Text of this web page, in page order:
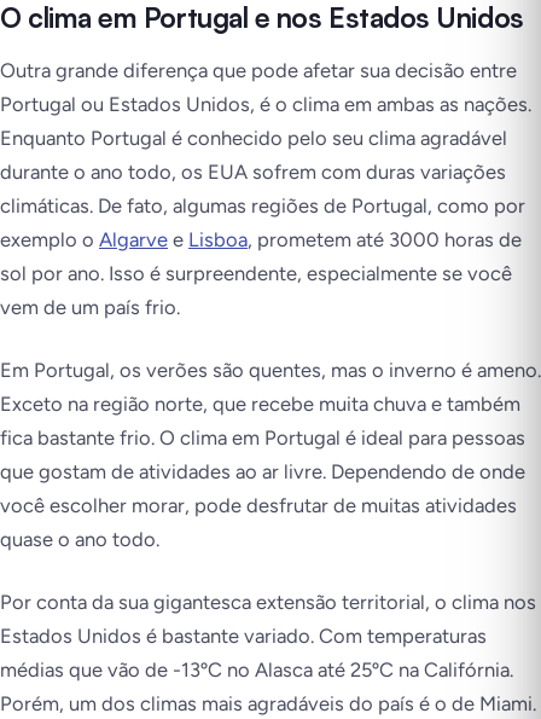
O clima em Portugal e nos Estados Unidos
Outra grande diferença que pode afetar sua decisão entre
Portugal ou Estados Unidos, é o clima em ambas as nações.
Enquanto Portugal é conhecido pelo seu clima agradável
durante o ano todo, os EUA sofrem com duras variações
climáticas. De fato, algumas regiões de Portugal, como por
exemplo o Algarve e Lisboa, prometem até 3000 horas de
sol por ano. Isso é surpreendente, especialmente se você
vem de um país frio.
Em Portugal, os verões são quentes, mas o inverno é ameno.
Exceto na região norte, que recebe muita chuva e também
fica bastante frio. O clima em Portugal é ideal para pessoas
que gostam de atividades ao ar livre. Dependendo de onde
você escolher morar, pode desfrutar de muitas atividades
quase o ano todo.
Por conta da sua gigantesca extensão territorial, o clima nos
Estados Unidos é bastante variado. Com temperaturas
médias que vão de -13ºC no Alasca até 25ºC na Califórnia.
Porém, um dos climas mais agradáveis do país é o de Miami.